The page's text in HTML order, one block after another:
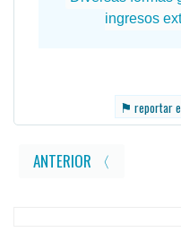
⚑ reportar
ANTERIOR 〈